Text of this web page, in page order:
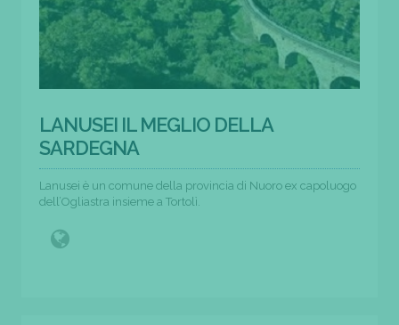
LANUSEI IL MEGLIO DELLA
SARDEGNA
Lanusei è un comune della provincia di Nuoro ex capoluogo
dell’Ogliastra insieme a Tortolì.